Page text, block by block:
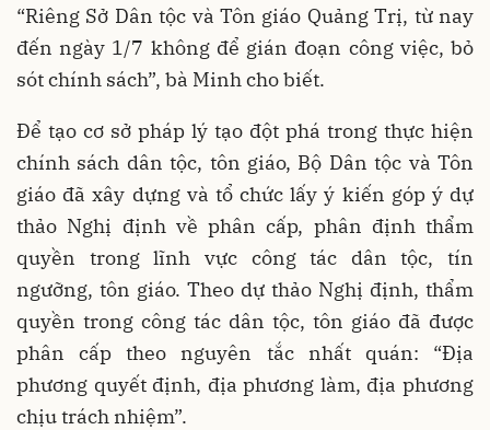
“Riêng Sở Dân tộc và Tôn giáo Quảng Trị, từ nay
đến ngày 1/7 không để gián đoạn công việc, bỏ
sót chính sách”, bà Minh cho biết.
Để tạo cơ sở pháp lý tạo đột phá trong thực hiện
chính sách dân tộc, tôn giáo, Bộ Dân tộc và Tôn
giáo đã xây dựng và tổ chức lấy ý kiến góp ý dự
thảo Nghị định về phân cấp, phân định thẩm
quyền trong lĩnh vực công tác dân tộc, tín
ngưỡng, tôn giáo. Theo dự thảo Nghị định, thẩm
quyền trong công tác dân tộc, tôn giáo đã được
phân cấp theo nguyên tắc nhất quán: “Địa
phương quyết định, địa phương làm, địa phương
chịu trách nhiệm”.